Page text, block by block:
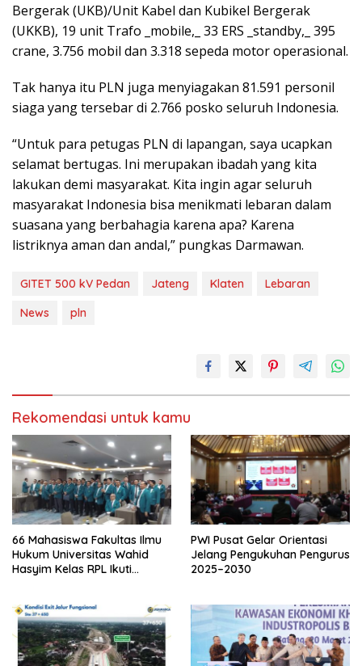
Bergerak (UKB)/Unit Kabel dan Kubikel Bergerak
(UKKB), 19 unit Trafo _mobile,_ 33 ERS _standby,_ 395
crane, 3.756 mobil dan 3.318 sepeda motor operasional.
Tak hanya itu PLN juga menyiagakan 81.591 personil
siaga yang tersebar di 2.766 posko seluruh Indonesia.
“Untuk para petugas PLN di lapangan, saya ucapkan
selamat bertugas. Ini merupakan ibadah yang kita
lakukan demi masyarakat. Kita ingin agar seluruh
masyarakat Indonesia bisa menikmati lebaran dalam
suasana yang berbahagia karena apa? Karena
listriknya aman dan andal,” pungkas Darmawan.
GITET 500 kV Pedan Jateng Klaten
Lebaran
News
pln
Rekomendasi untuk kamu
66 Mahasiswa Fakultas Ilmu
Hukum Universitas Wahid
Hasyim Kelas RPL Ikuti
PWI Pusat Gelar Orientasi
Jelang Pengukuhan Pengurus
2025–2030